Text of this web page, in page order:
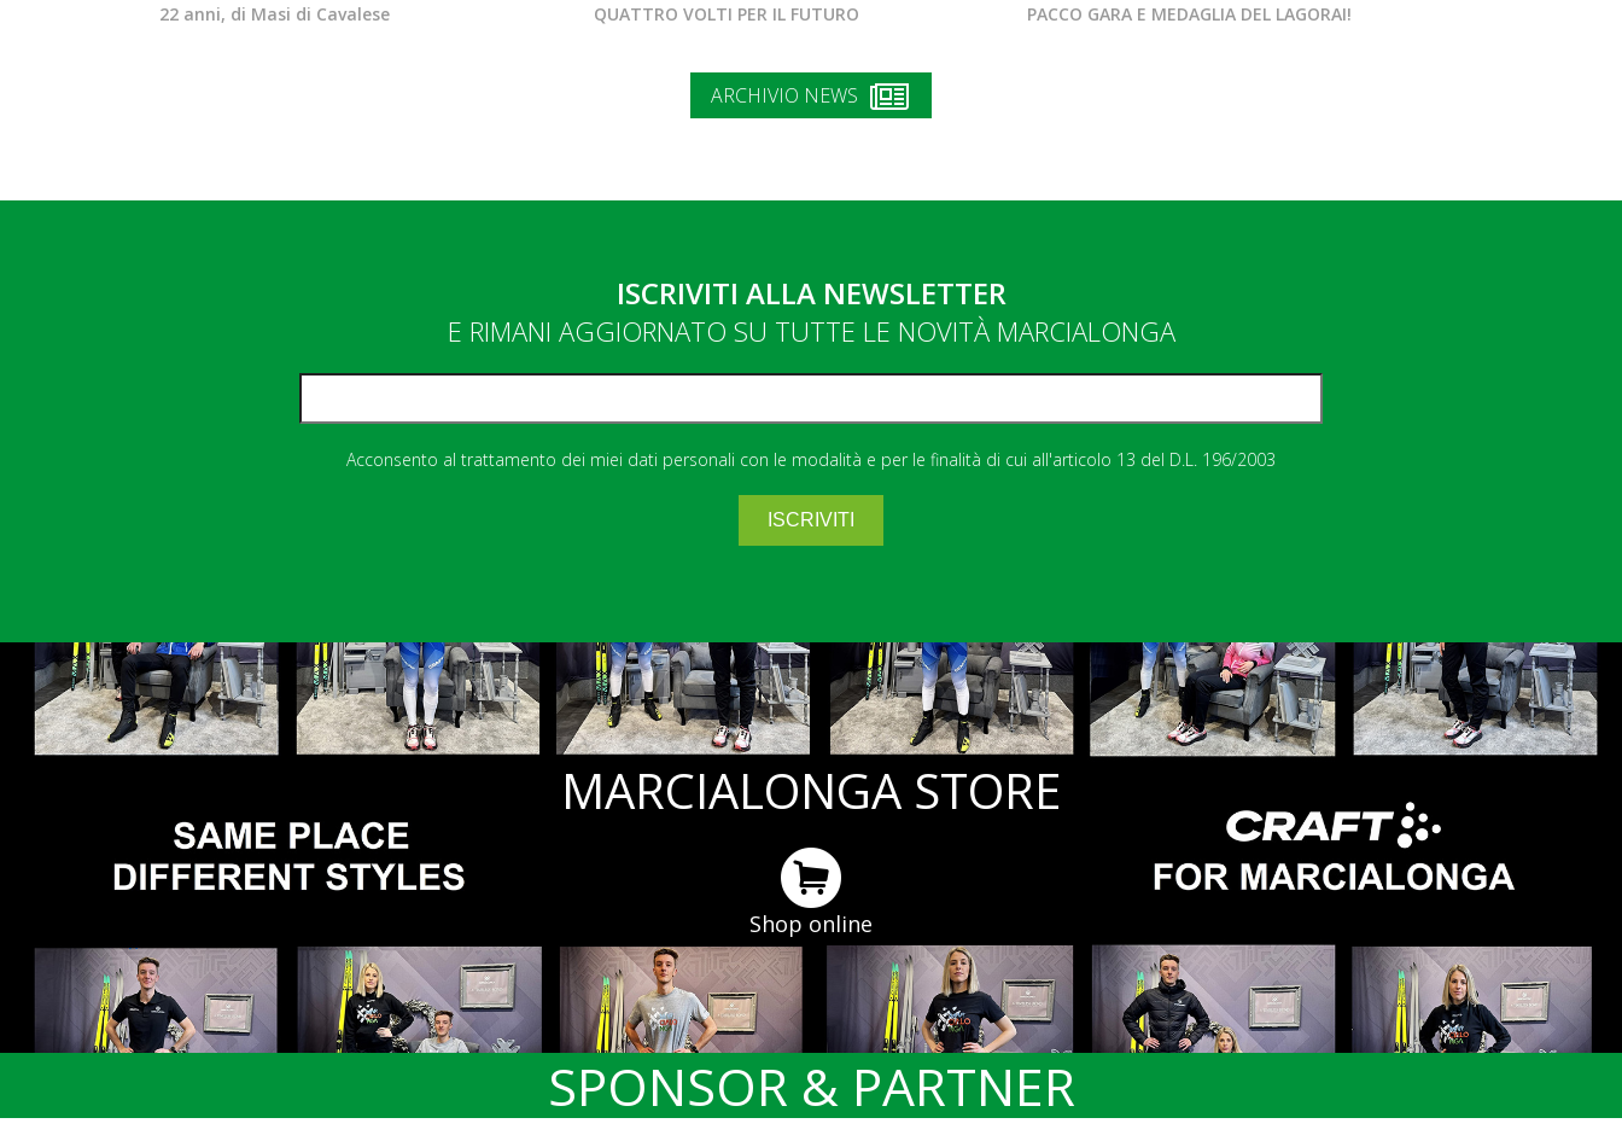
22 anni, di Masi di Cavalese QUATTRO VOLTI PER IL FUTURO PACCO GARA E MEDAGLIA DEL LAGORAI!
ARCHIVIO NEWS
ISCRIVITI ALLA NEWSLETTER
E RIMANI AGGIORNATO SU TUTTE LE NOVITÀ MARCIALONGA
Acconsento al trattamento dei miei dati personali con le modalità e per le finalità di cui all'articolo 13 del D.L. 196/2003
MARCIALONGA STORE
Shop online
SPONSOR & PARTNER